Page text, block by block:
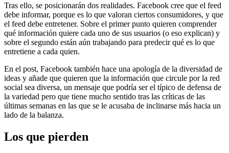
Tras ello, se posicionarán dos realidades. Facebook cree que el feed
debe informar, porque es lo que valoran ciertos consumidores, y que
el feed debe entretener. Sobre el primer punto quieren comprender
qué información quiere cada uno de sus usuarios (o eso explican) y
sobre el segundo están aún trabajando para predecir qué es lo que
entretiene a cada quien.
En el post, Facebook también hace una apología de la diversidad de
ideas y añade que quieren que la información que circule por la red
social sea diversa, un mensaje que podría ser el típico de defensa de
la variedad pero que tiene mucho sentido tras las críticas de las
últimas semanas en las que se le acusaba de inclinarse más hacia un
lado de la balanza.
Los que pierden